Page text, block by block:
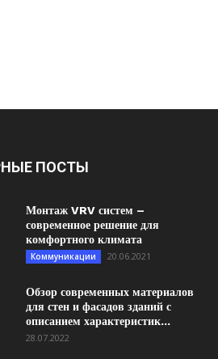
ПОСТЫ
Монтаж VRV систем –
современное решение для
комфортного климата
Коммуникации 20.06.2021
Обзор современных материалов
для стен и фасадов зданий с
описанием характеристик...
28.07.2022